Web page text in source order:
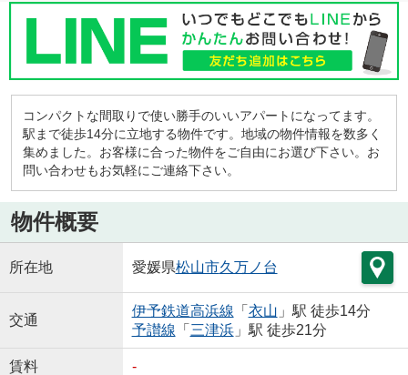
コンパクトな間取りで使い勝手のいいアパートになってます。
駅まで徒歩14分に立地する物件です。地域の物件情報を数多く
集めました。お客様に合った物件をご自由にお選び下さい。お
問い合わせもお気軽にご連絡下さい。
物件概要
所在地 愛媛県松山市久万ノ台
交通
伊予鉄道高浜線 「 衣山 」駅 徒歩14分
予讃線 「 三津浜」駅 徒歩21分
賃料 -